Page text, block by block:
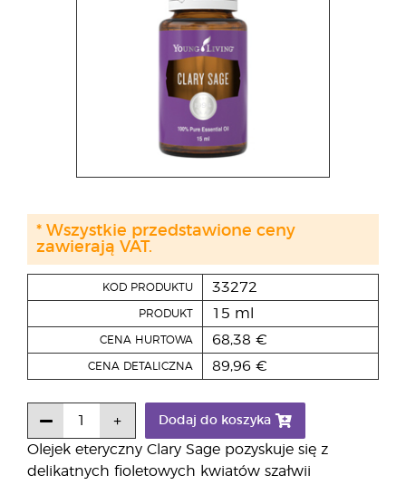
Olejek eteryczny Clary Sage pozyskuje się z
delikatnych fioletowych kwiatów szałwii
KOD PRODUKTU 33272
PRODUKT 15 ml
CENA HURTOWA 68,38 €
CENA DETALICZNA 89,96 €
Dodaj do koszyka
* Wszystkie przedstawione ceny
zawierają VAT.